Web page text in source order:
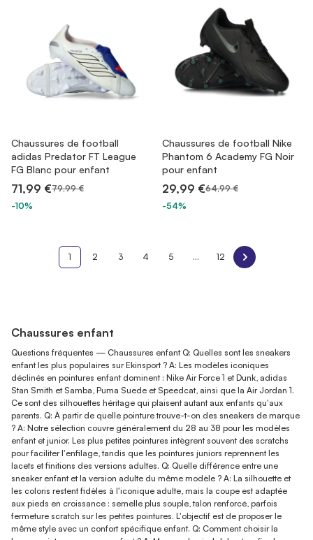
Chaussures de football
adidas Predator FT League
FG Blanc pour enfant
71,99 €79,99 €
-10%
Chaussures de football Nike
Phantom 6 Academy FG Noir
pour enfant
29,99 €64,99 €
-54%
1 2 3 4 5 ... 12
Chaussures enfant
Questions fréquentes — Chaussures enfant Q: Quelles sont les sneakers
enfant les plus populaires sur Ekinsport ? A: Les modèles iconiques
déclinés en pointures enfant dominent : Nike Air Force 1 et Dunk, adidas
Stan Smith et Samba, Puma Suede et Speedcat, ainsi que la Air Jordan 1.
Ce sont des silhouettes héritage qui plaisent autant aux enfants qu'aux
parents. Q: À partir de quelle pointure trouve-t-on des sneakers de marque
? A: Notre sélection couvre généralement du 28 au 38 pour les modèles
enfant et junior. Les plus petites pointures intègrent souvent des scratchs
pour faciliter l'enfilage, tandis que les pointures juniors reprennent les
lacets et finitions des versions adultes. Q: Quelle différence entre une
sneaker enfant et la version adulte du même modèle ? A: La silhouette et
les coloris restent fidèles à l'iconique adulte, mais la coupe est adaptée
aux pieds en croissance : semelle plus souple, talon renforcé, parfois
fermeture scratch sur les petites pointures. L'objectif est de proposer le
même style avec un confort spécifique enfant. Q: Comment choisir la